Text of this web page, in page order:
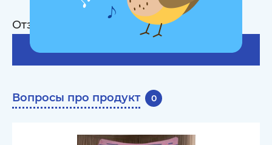
Отзывы на Пледы
Вопросы про продукт 0